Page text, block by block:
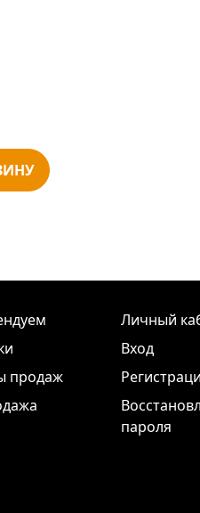
продаж
Личный
Вход
пароля